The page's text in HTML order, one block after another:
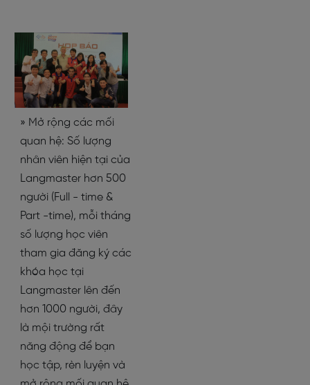
» Mở rộng các mối
quan hệ: Số lượng
nhân viên hiện tại của
Langmaster hơn 500
người (Full - time &
Part -time), mỗi tháng
số lượng học viên
tham gia đăng ký các
khóa học tại
Langmaster lên đến
hơn 1000 người, đây
là mội trường rất
năng động để bạn
học tập, rèn luyện và